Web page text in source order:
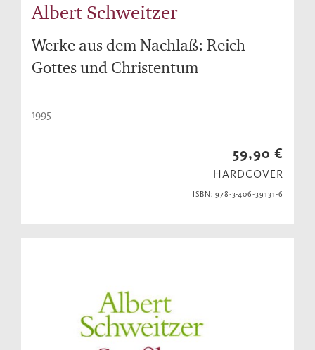
Albert Schweitzer
Werke aus dem Nachlaß: Reich
Gottes und Christentum
1995
59,90 €
HARDCOVER
ISBN: 978-3-406-39131-6